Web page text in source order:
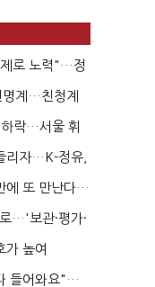
제로 노력"…정
계…친청계
락…서울 휘
리자…K-정유,
에 또 만난다…
…'보관·평가·
가 높여
들어와요"…